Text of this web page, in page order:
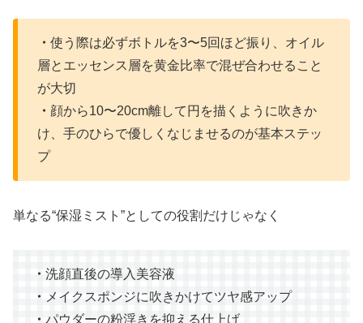
・ 使う際は必ずボトルを3〜5回ほど振り、オイル
層とエッセンス層を黄金比率で混ぜ合わせること
が大切
・ 顔から10〜20cm離して円を描くように吹きか
け、手のひらで優しくなじませるのが基本ステッ
プ
単なる“保湿ミスト”としての役割だけじゃなく
・ 洗顔直後の導入美容液
・ メイクスポンジに吹きかけてツヤ感アップ
・ パウダーの粉浮きを抑える仕上げ